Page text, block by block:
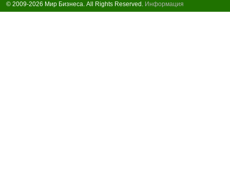
© 2009-2026 Мир Бизнеса. All Rights Reserved. Информация